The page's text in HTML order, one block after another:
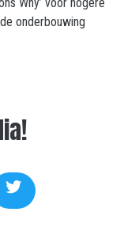
onderbouwing
Twitter